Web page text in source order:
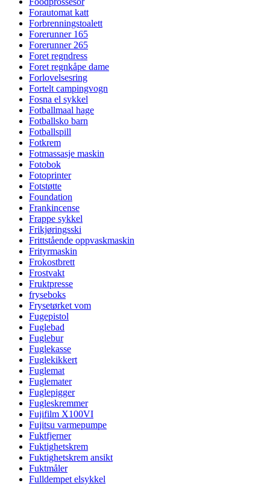
Forautomat katt
Forbrenningstoalett
Forerunner 165
Forerunner 265
Foret regndress
Foret regnkåpe dame
Forlovelsesring
Fortelt campingvogn
Fosna el sykkel
Fotballmaal hage
Fotballsko barn
Fotballspill
Fotkrem
Fotmassasje maskin
Fotobok
Fotoprinter
Fotstøtte
Foundation
Frankincense
Frappe sykkel
Frikjøringsski
Frittstående oppvaskmaskin
Frityrmaskin
Frokostbrett
Frostvakt
Fruktpresse
fryseboks
Frysetørket vom
Fugepistol
Fuglebad
Fuglebur
Fuglekasse
Fuglekikkert
Fuglemat
Fuglemater
Fuglepigger
Fugleskremmer
Fujifilm X100VI
Fujitsu varmepumpe
Fuktfjerner
Fuktighetskrem
Fuktighetskrem ansikt
Fuktmåler
Fulldempet elsykkel